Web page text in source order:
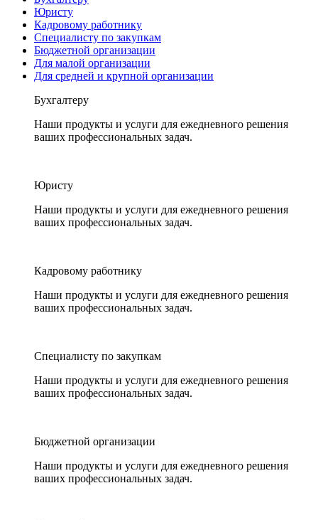
Юристу
Кадровому работнику
Специалисту по закупкам
Бюджетной организации
Для малой организации
Для средней и крупной организации
Бухгалтеру
Наши продукты и услуги для ежедневного решения
ваших профессиональных задач.
Юристу
Наши продукты и услуги для ежедневного решения
ваших профессиональных задач.
Кадровому работнику
Наши продукты и услуги для ежедневного решения
ваших профессиональных задач.
Специалисту по закупкам
Наши продукты и услуги для ежедневного решения
ваших профессиональных задач.
Бюджетной организации
Наши продукты и услуги для ежедневного решения
ваших профессиональных задач.